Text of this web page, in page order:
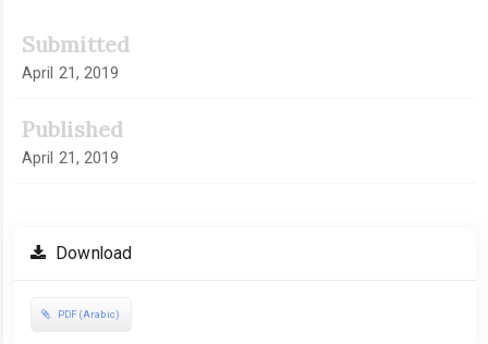
Sidebar
Submitted
April 21, 2019
Published
April 21, 2019
Download
PDF (Arabic)